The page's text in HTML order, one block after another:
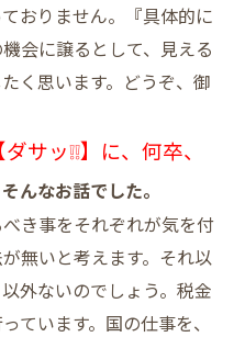
おりません。『具体的に
会に譲るとして、見える
く思います。どうぞ、御
【ダサッ❕❕】に、何卒、
そんなお話でした。
き事をそれぞれが気を付
無いと考えます。それ以
外ないのでしょう。税金
ています。国の仕事を、